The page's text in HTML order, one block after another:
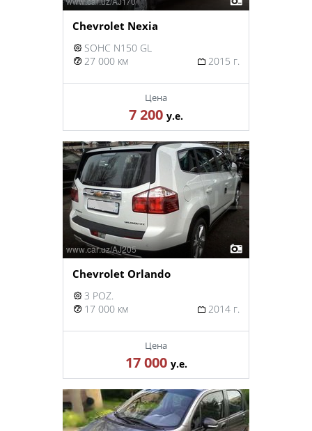
Chevrolet Nexia
SOHC N150 GL
27 000 км
2015 г.
Цена
7 200 у.е.
Chevrolet Orlando
3 POZ.
17 000 км
2014 г.
Цена
17 000 у.е.